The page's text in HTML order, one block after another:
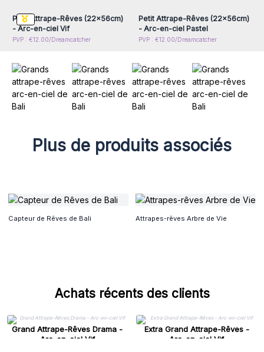
Petit Attrape-Rêves (22x56cm)
- Arc-en-ciel Vif
PVP : €12.00/Dreamcatcher
Petit Attrape-Rêves (22x56cm)
- Arc-en-ciel Pastel
PVP : €12.00/Dreamcatcher
Plus de produits associés
Capteur de Rêves de Bali Attrapes-rêves Arbre de Vie
Achats récents des clients
Grand Attrape-Rêves Drama -
Arc-en-ciel Vif
Extra Grand Attrape-Rêves -
Arc-en-ciel Vif